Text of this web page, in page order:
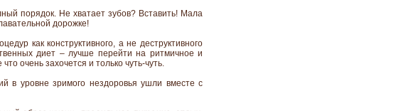
порядок. Не хватает зубов? Вставить! Мала
дорожке!
как конструктивного, а не деструктивного
диет – лучше перейти на ритмичное и
очень захочется и только чуть-чуть.
в уровне зримого нездоровья ушли вместе с